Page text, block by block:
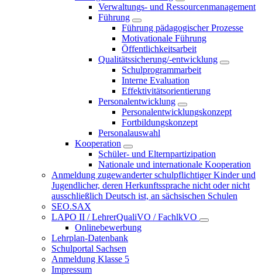
Verwaltungs- und Ressourcenmanagement
Führung
Führung pädagogischer Prozesse
Motivationale Führung
Öffentlichkeitsarbeit
Qualitätssicherung/-entwicklung
Schulprogrammarbeit
Interne Evaluation
Effektivitätsorientierung
Personalentwicklung
Personalentwicklungskonzept
Fortbildungskonzept
Personalauswahl
Kooperation
Schüler- und Elternpartizipation
Nationale und internationale Kooperation
Anmeldung zugewanderter schulpflichtiger Kinder und
Jugendlicher, deren Herkunftssprache nicht oder nicht
ausschließlich Deutsch ist, an sächsischen Schulen
SEO.SAX
LAPO II / LehrerQualiVO / FachlkVO
Onlinebewerbung
Lehrplan-Datenbank
Schulportal Sachsen
Anmeldung Klasse 5
Impressum